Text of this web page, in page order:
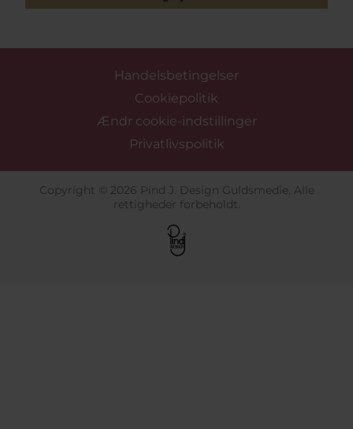
Handelsbetingelser
Cookiepolitik
Ændr cookie-indstillinger
Privatlivspolitik
Copyright © 2026 Pind J. Design Guldsmedie. Alle
rettigheder forbeholdt.